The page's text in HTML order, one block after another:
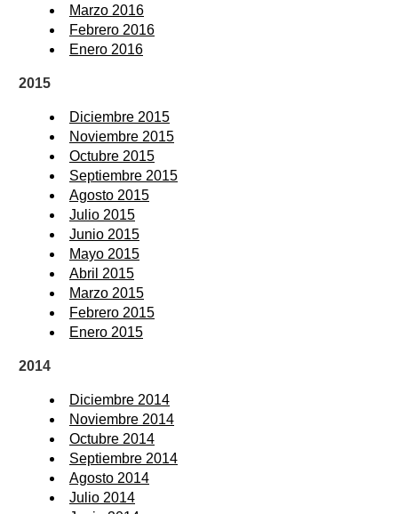
Marzo 2016
Febrero 2016
Enero 2016
2015
Diciembre 2015
Noviembre 2015
Octubre 2015
Septiembre 2015
Agosto 2015
Julio 2015
Junio 2015
Mayo 2015
Abril 2015
Marzo 2015
Febrero 2015
Enero 2015
2014
Diciembre 2014
Noviembre 2014
Octubre 2014
Septiembre 2014
Agosto 2014
Julio 2014